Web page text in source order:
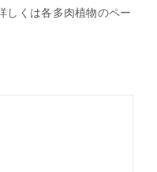
しくは各多肉植物のペー